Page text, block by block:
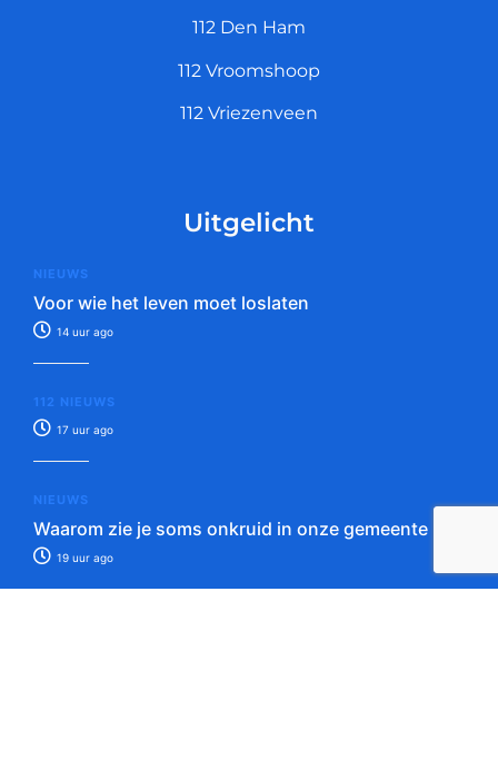
112 Den Ham
112 Vroomshoop
112 Vriezenveen
Uitgelicht
NIEUWS
Voor wie het leven moet loslaten
14 uur ago
112 NIEUWS
17 uur ago
NIEUWS
Waarom zie je soms onkruid in onze gemeente
19 uur ago